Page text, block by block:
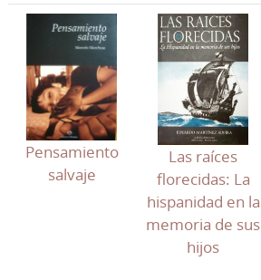
Pensamiento
salvaje
Las raíces
florecidas: La
hispanidad en la
memoria de sus
hijos